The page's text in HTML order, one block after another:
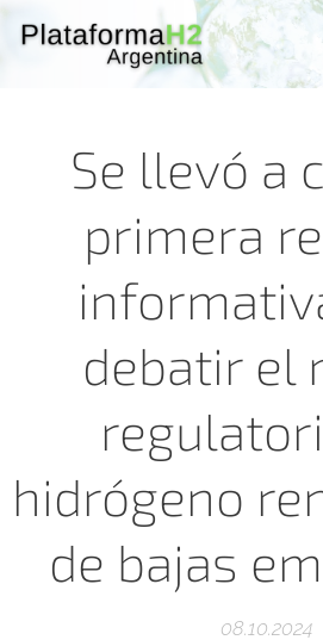
Se llevó a
primera
debatir el
hidrógeno
de bajas
08.10.2024